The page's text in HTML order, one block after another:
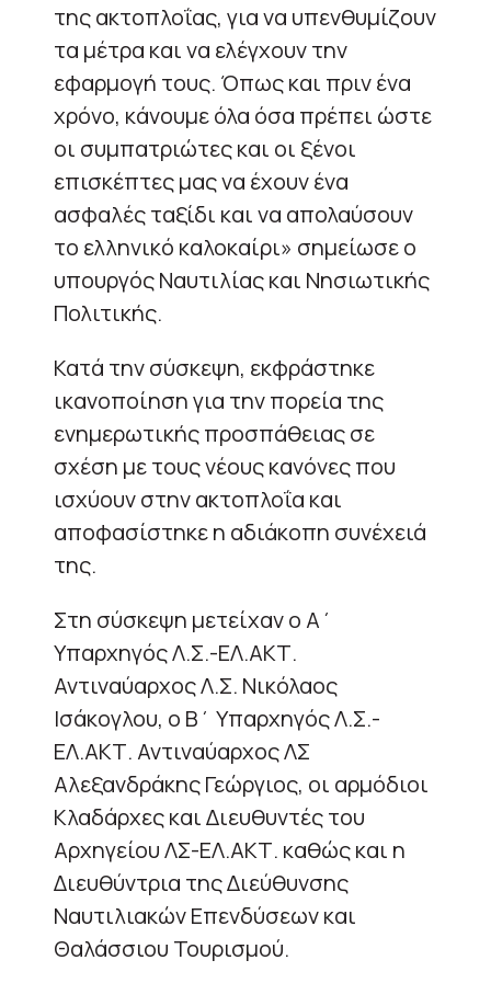
της ακτοπλοΐας, για να υπενθυμίζουν
τα μέτρα και να ελέγχουν την
εφαρμογή τους. Όπως και πριν ένα
χρόνο, κάνουμε όλα όσα πρέπει ώστε
οι συμπατριώτες και οι ξένοι
επισκέπτες μας να έχουν ένα
ασφαλές ταξίδι και να απολαύσουν
το ελληνικό καλοκαίρι» σημείωσε ο
υπουργός Ναυτιλίας και Νησιωτικής
Πολιτικής.
Κατά την σύσκεψη, εκφράστηκε
ικανοποίηση για την πορεία της
ενημερωτικής προσπάθειας σε
σχέση με τους νέους κανόνες που
ισχύουν στην ακτοπλοΐα και
αποφασίστηκε η αδιάκοπη συνέχειά
της.
Στη σύσκεψη μετείχαν ο Α΄
Υπαρχηγός Λ.Σ.-ΕΛ.ΑΚΤ.
Αντιναύαρχος Λ.Σ. Νικόλαος
Ισάκογλου, ο Β΄ Υπαρχηγός Λ.Σ.-
ΕΛ.ΑΚΤ. Αντιναύαρχος ΛΣ
Αλεξανδράκης Γεώργιος, οι αρμόδιοι
Κλαδάρχες και Διευθυντές του
Αρχηγείου ΛΣ-ΕΛ.ΑΚΤ. καθώς και η
Διευθύντρια της Διεύθυνσης
Ναυτιλιακών Επενδύσεων και
Θαλάσσιου Τουρισμού.